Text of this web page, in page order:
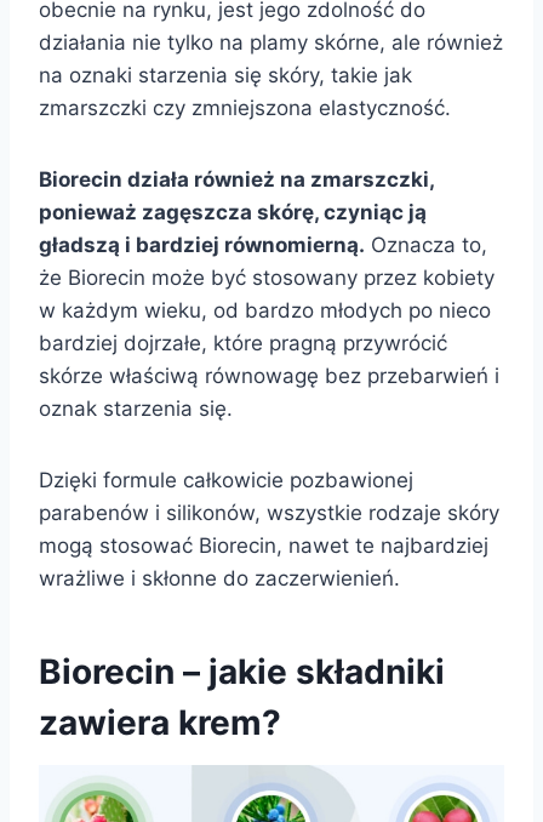
obecnie na rynku, jest jego zdolność do
działania nie tylko na plamy skórne, ale również
na oznaki starzenia się skóry, takie jak
zmarszczki czy zmniejszona elastyczność.
Biorecin działa również na zmarszczki,
ponieważ zagęszcza skórę, czyniąc ją
gładszą i bardziej równomierną. Oznacza to,
że Biorecin może być stosowany przez kobiety
w każdym wieku, od bardzo młodych po nieco
bardziej dojrzałe, które pragną przywrócić
skórze właściwą równowagę bez przebarwień i
oznak starzenia się.
Dzięki formule całkowicie pozbawionej
parabenów i silikonów, wszystkie rodzaje skóry
mogą stosować Biorecin, nawet te najbardziej
wrażliwe i skłonne do zaczerwienień.
Biorecin – jakie składniki
zawiera krem?